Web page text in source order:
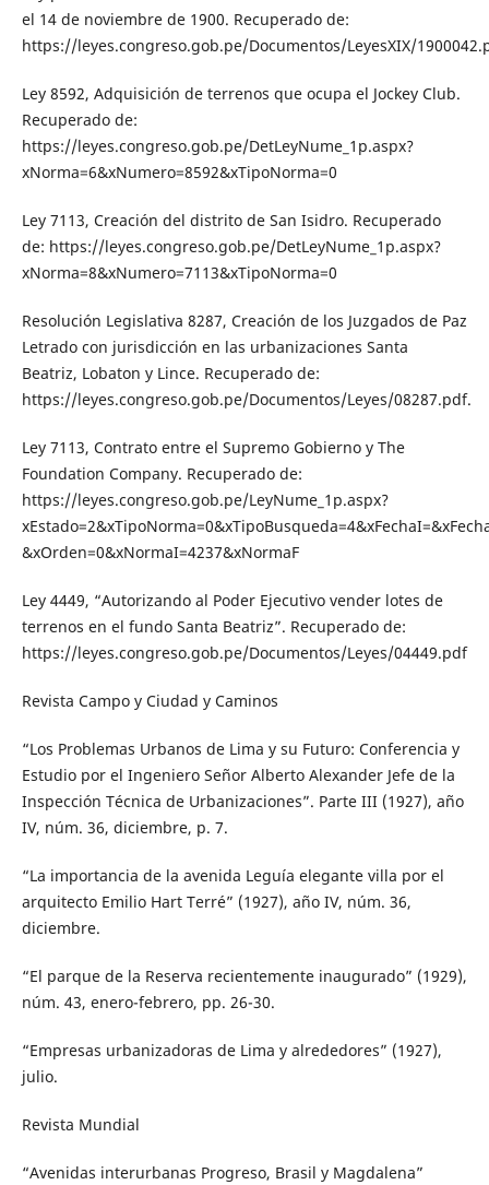
el 14 de noviembre de 1900. Recuperado de:
https://leyes.congreso.gob.pe/Documentos/LeyesXIX/
Ley 8592, Adquisición de terrenos que ocupa el Jockey Club.
Recuperado de:
https://leyes.congreso.gob.pe/DetLeyNume_1p.aspx?
xNorma=6&xNumero=8592&xTipoNorma=0
Ley 7113, Creación del distrito de San Isidro. Recuperado
de: https://leyes.congreso.gob.pe/DetLeyNume_1p.aspx?
xNorma=8&xNumero=7113&xTipoNorma=0
Resolución Legislativa 8287, Creación de los Juzgados de Paz
Letrado con jurisdicción en las urbanizaciones Santa
Beatriz, Lobaton y Lince. Recuperado de:
https://leyes.congreso.gob.pe/Documentos/Leyes/08287.pdf.
Ley 7113, Contrato entre el Supremo Gobierno y The
Foundation Company. Recuperado de:
https://leyes.congreso.gob.pe/LeyNume_1p.aspx?
&xOrden=0&xNormaI=4237&xNormaF
Ley 4449, “Autorizando al Poder Ejecutivo vender lotes de
terrenos en el fundo Santa Beatriz”. Recuperado de:
https://leyes.congreso.gob.pe/Documentos/Leyes/04449.pdf
Revista Campo y Ciudad y Caminos
“Los Problemas Urbanos de Lima y su Futuro: Conferencia y
Estudio por el Ingeniero Señor Alberto Alexander Jefe de la
Inspección Técnica de Urbanizaciones”. Parte III (1927), año
IV, núm. 36, diciembre, p. 7.
“La importancia de la avenida Leguía elegante villa por el
arquitecto Emilio Hart Terré” (1927), año IV, núm. 36,
diciembre.
“El parque de la Reserva recientemente inaugurado” (1929),
núm. 43, enero-febrero, pp. 26-30.
“Empresas urbanizadoras de Lima y alrededores” (1927),
julio.
Revista Mundial
“Avenidas interurbanas Progreso, Brasil y Magdalena”